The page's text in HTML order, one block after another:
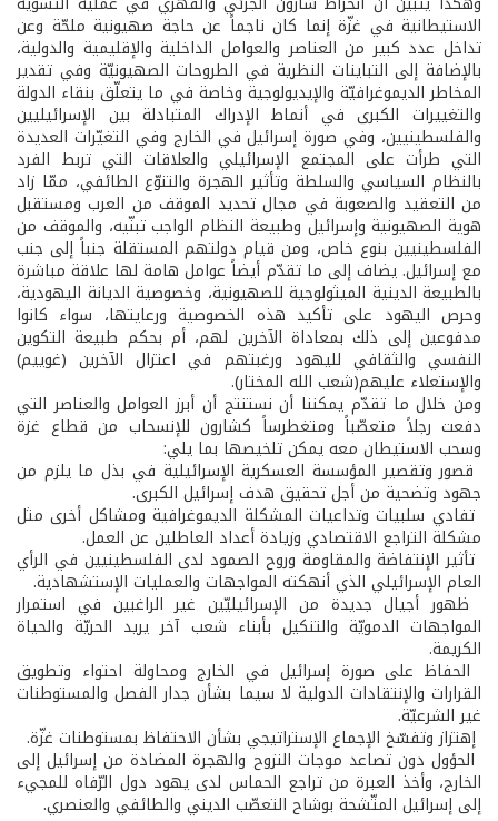
الاستيطانية في غزّة إنما كان ناجماً عن حاجة صهيونية ملحّة وعن
تداخل عدد كبير من العناصر والعوامل الداخلية والإقليمية والدولية،
بالإضافة إلى التباينات النظرية في الطروحات الصهيونيّة وفي تقدير
المخاطر الديموغرافيّة والإيديولوجية وخاصة في ما يتعلّق بنقاء الدولة
والتغييرات الكبرى في أنماط الإدراك المتبادلة بين الإسرائيليين
والفلسطينيين، وفي صورة إسرائيل في الخارج وفي التغيّرات العديدة
التي طرأت على المجتمع الإسرائيلي والعلاقات التي تربط الفرد
بالنظام السياسي والسلطة وتأثير الهجرة والتنوّع الطائفي، ممّا زاد
من التعقيد والصعوبة في مجال تحديد الموقف من العرب ومستقبل
هوية الصهيونية وإسرائيل وطبيعة النظام الواجب تبنّيه، والموقف من
الفلسطينيين بنوع خاص، ومن قيام دولتهم المستقلة جنباً إلى جنب
مع إسرائيل. يضاف إلى ما تقدّم أيضاً عوامل هامة لها علاقة مباشرة
بالطبيعة الدينية الميثولوجية للصهيونية، وخصوصية الديانة اليهودية،
وحرص اليهود على تأكيد هذه الخصوصية ورعايتها، سواء كانوا
مدفوعين إلى ذلك بمعاداة الآخرين لهم، أم بحكم طبيعة التكوين
النفسي والثقافي لليهود ورغبتهم في اعتزال الآخرين (غوييم)
والإستعلاء عليهم(شعب الله المختار).
ومن خلال ما تقدّم يمكننا أن نستنتج أن أبرز العوامل والعناصر التي
دفعت رجلاً متعصّباً ومتغطرساً كشارون للإنسحاب من قطاع غزة
وسحب الاستيطان معه يمكن تلخيصها بما يلي:
­ قصور وتقصير المؤسسة العسكرية الإسرائيلية في بذل ما يلزم من
جهود وتضحية من أجل تحقيق هدف إسرائيل الكبرى.
­ تفادي سلبيات وتداعيات المشكلة الديموغرافية ومشاكل أخرى مثل
مشكلة التراجع الاقتصادي وزيادة أعداد العاطلين عن العمل.
­ تأثير الإنتفاضة والمقاومة وروح الصمود لدى الفلسطينيين في الرأي
العام الإسرائيلي الذي أنهكته المواجهات والعمليات الإستشهادية.
­ ظهور أجيال جديدة من الإسرائيليّين غير الراغبين في استمرار
المواجهات الدمويّة والتنكيل بأبناء شعب آخر يريد الحريّة والحياة
الكريمة.
­ الحفاظ على صورة إسرائيل في الخارج ومحاولة احتواء وتطويق
القرارات والإنتقادات الدولية لا سيما بشأن جدار الفصل والمستوطنات
غير الشرعيّة.
­ إهتزاز وتفسّخ الإجماع الإستراتيجي بشأن الاحتفاظ بمستوطنات غزّة.
­ الحؤول دون تصاعد موجات النزوح والهجرة المضادة من إسرائيل إلى
الخارج، وأخذ العبرة من تراجع الحماس لدى يهود دول الرّفاه للمجيء
إلى إسرائيل المتّشحة بوشاح التعصّب الديني والطائفي والعنصري.